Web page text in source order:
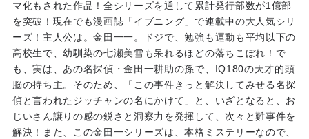
マ化もされた作品！全シリーズを通して累計発行部数が1億部
を突破！現在でも漫画誌「イブニング」で連載中の大人気シリ
ーズ！主人公は。金田一一。ドジで、勉強も運動も平均以下の
高校生で、幼馴染の七瀬美雪も呆れるほどの落ちこぼれ！で
も、実は、あの名探偵・金田一耕助の孫で、IQ180の天才的頭
脳の持ち主。そのため、「この事件きっと解決してみせる名探
偵と言われたジッチャンの名にかけて」と、いざとなると、お
じいさん譲りの感の鋭さと洞察力を発揮して、次々と難事件を
解決！また、この金田一シリーズは、本格ミステリーなので、